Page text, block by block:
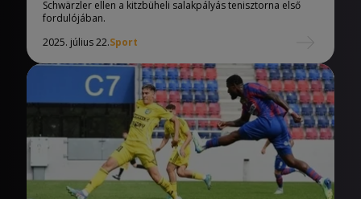
Schwärzler ellen a kitzbüheli salakpályás tenisztorna első
fordulójában.
2025. július 22.Sport